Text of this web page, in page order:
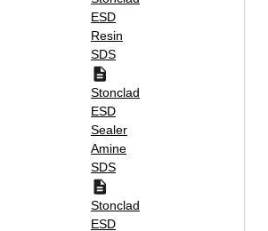
ESD
Resin
SDS
Stonclad
ESD
Sealer
Amine
SDS
Stonclad
ESD